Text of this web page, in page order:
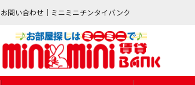
お問い合わせ｜ミニミニチンタイバンク